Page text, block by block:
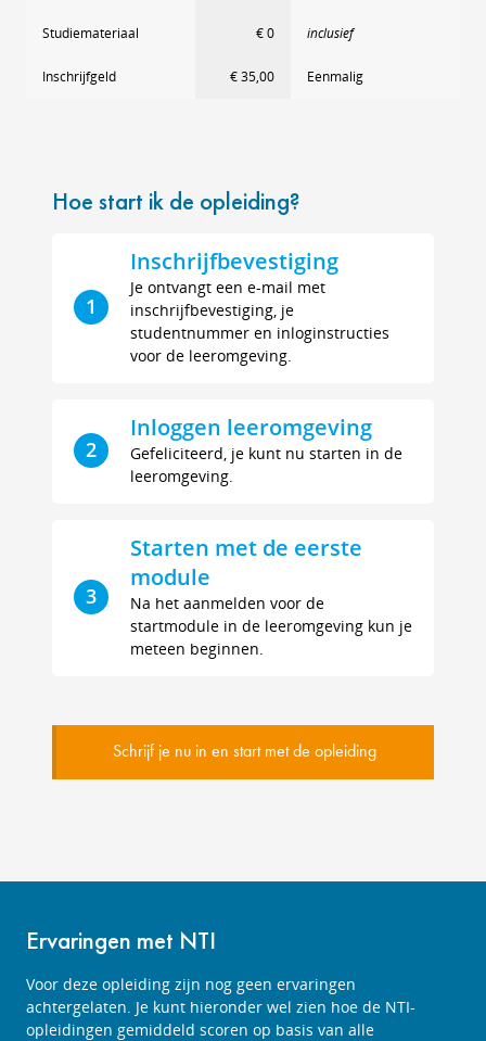
Studiemateriaal € 0 inclusief
Inschrijfgeld € 35,00 Eenmalig
Hoe start ik de opleiding?
1
Inschrijfbevestiging
Je ontvangt een e-mail met
inschrijfbevestiging, je
studentnummer en inloginstructies
voor de leeromgeving.
2
Inloggen leeromgeving
Gefeliciteerd, je kunt nu starten in de
leeromgeving.
3
Starten met de eerste
module
Na het aanmelden voor de
startmodule in de leeromgeving kun je
meteen beginnen.
Schrijf je nu in en start met de opleiding
Ervaringen met NTI
Voor deze opleiding zijn nog geen ervaringen
achtergelaten. Je kunt hieronder wel zien hoe de NTI-
opleidingen gemiddeld scoren op basis van alle